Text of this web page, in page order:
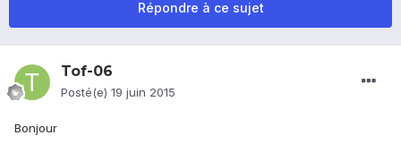
Répondre à ce sujet
Tof-06
Posté(e) 19 juin 2015
Bonjour